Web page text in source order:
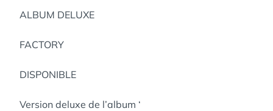
ALBUM DELUXE
FACTORY
DISPONIBLE
Version deluxe de l’album ‘